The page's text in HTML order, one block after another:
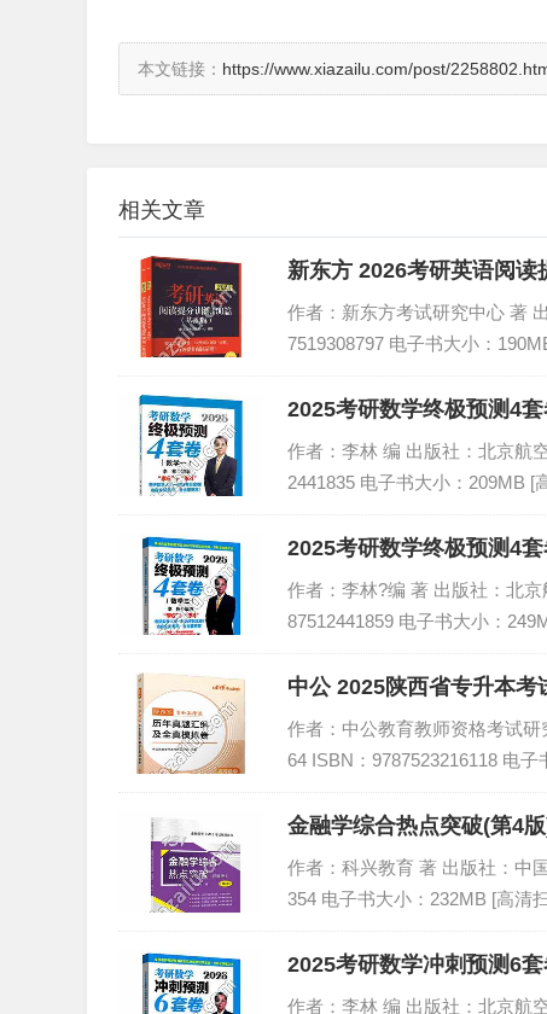
本文链接： https://www.xiazailu.com/post/
相关文章
新东方 2026考研英语阅
作者：新东方考试研究中心 著
7519308797 电子书大小：
2025考研数学终极预测4
作者：李林 编 出版社：北京航
2441835 电子书大小：209MB [
2025考研数学终极预测4
作者：李林?编 著 出版社：北
87512441859 电子书大小：
中公 2025陕西省专升本考
作者：中公教育教师资格考试研
64 ISBN：9787523216118 电
金融学综合热点突破(第4
作者：科兴教育 著 出版社：中
354 电子书大小：232MB [高清
2025考研数学冲刺预测6
作者：李林 编 出版社：北京航